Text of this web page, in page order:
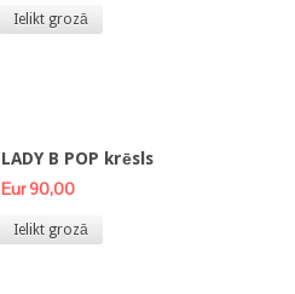
Ielikt grozā
LADY B POP krēsls
Eur 90,00
Ielikt grozā